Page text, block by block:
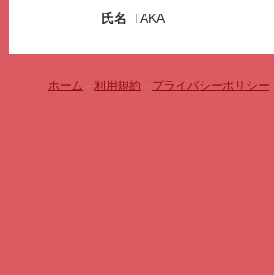
氏名 TAKA
ホーム - 利用規約 - プライバシーポリシー